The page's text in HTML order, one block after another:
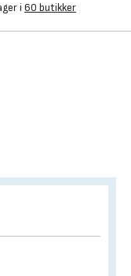
i 60 butikker